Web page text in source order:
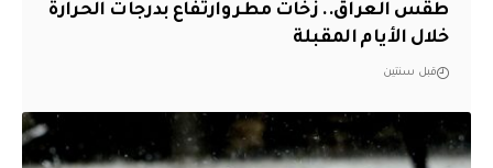
طقس العراق.. زخات مطر وارتفاع بدرجات الحرارة
خلال الأيام المقبلة
قبل سنتين